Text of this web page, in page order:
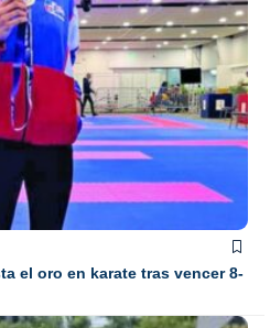
el oro en karate tras vencer 8-